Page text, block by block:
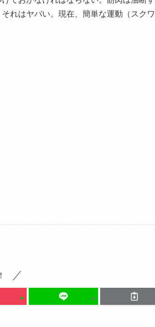
れはヤバい。現在、簡単な運動（スクワ